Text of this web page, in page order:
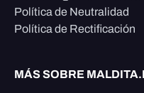
Política de Neutralidad
Política de Rectificación
MÁS SOBRE